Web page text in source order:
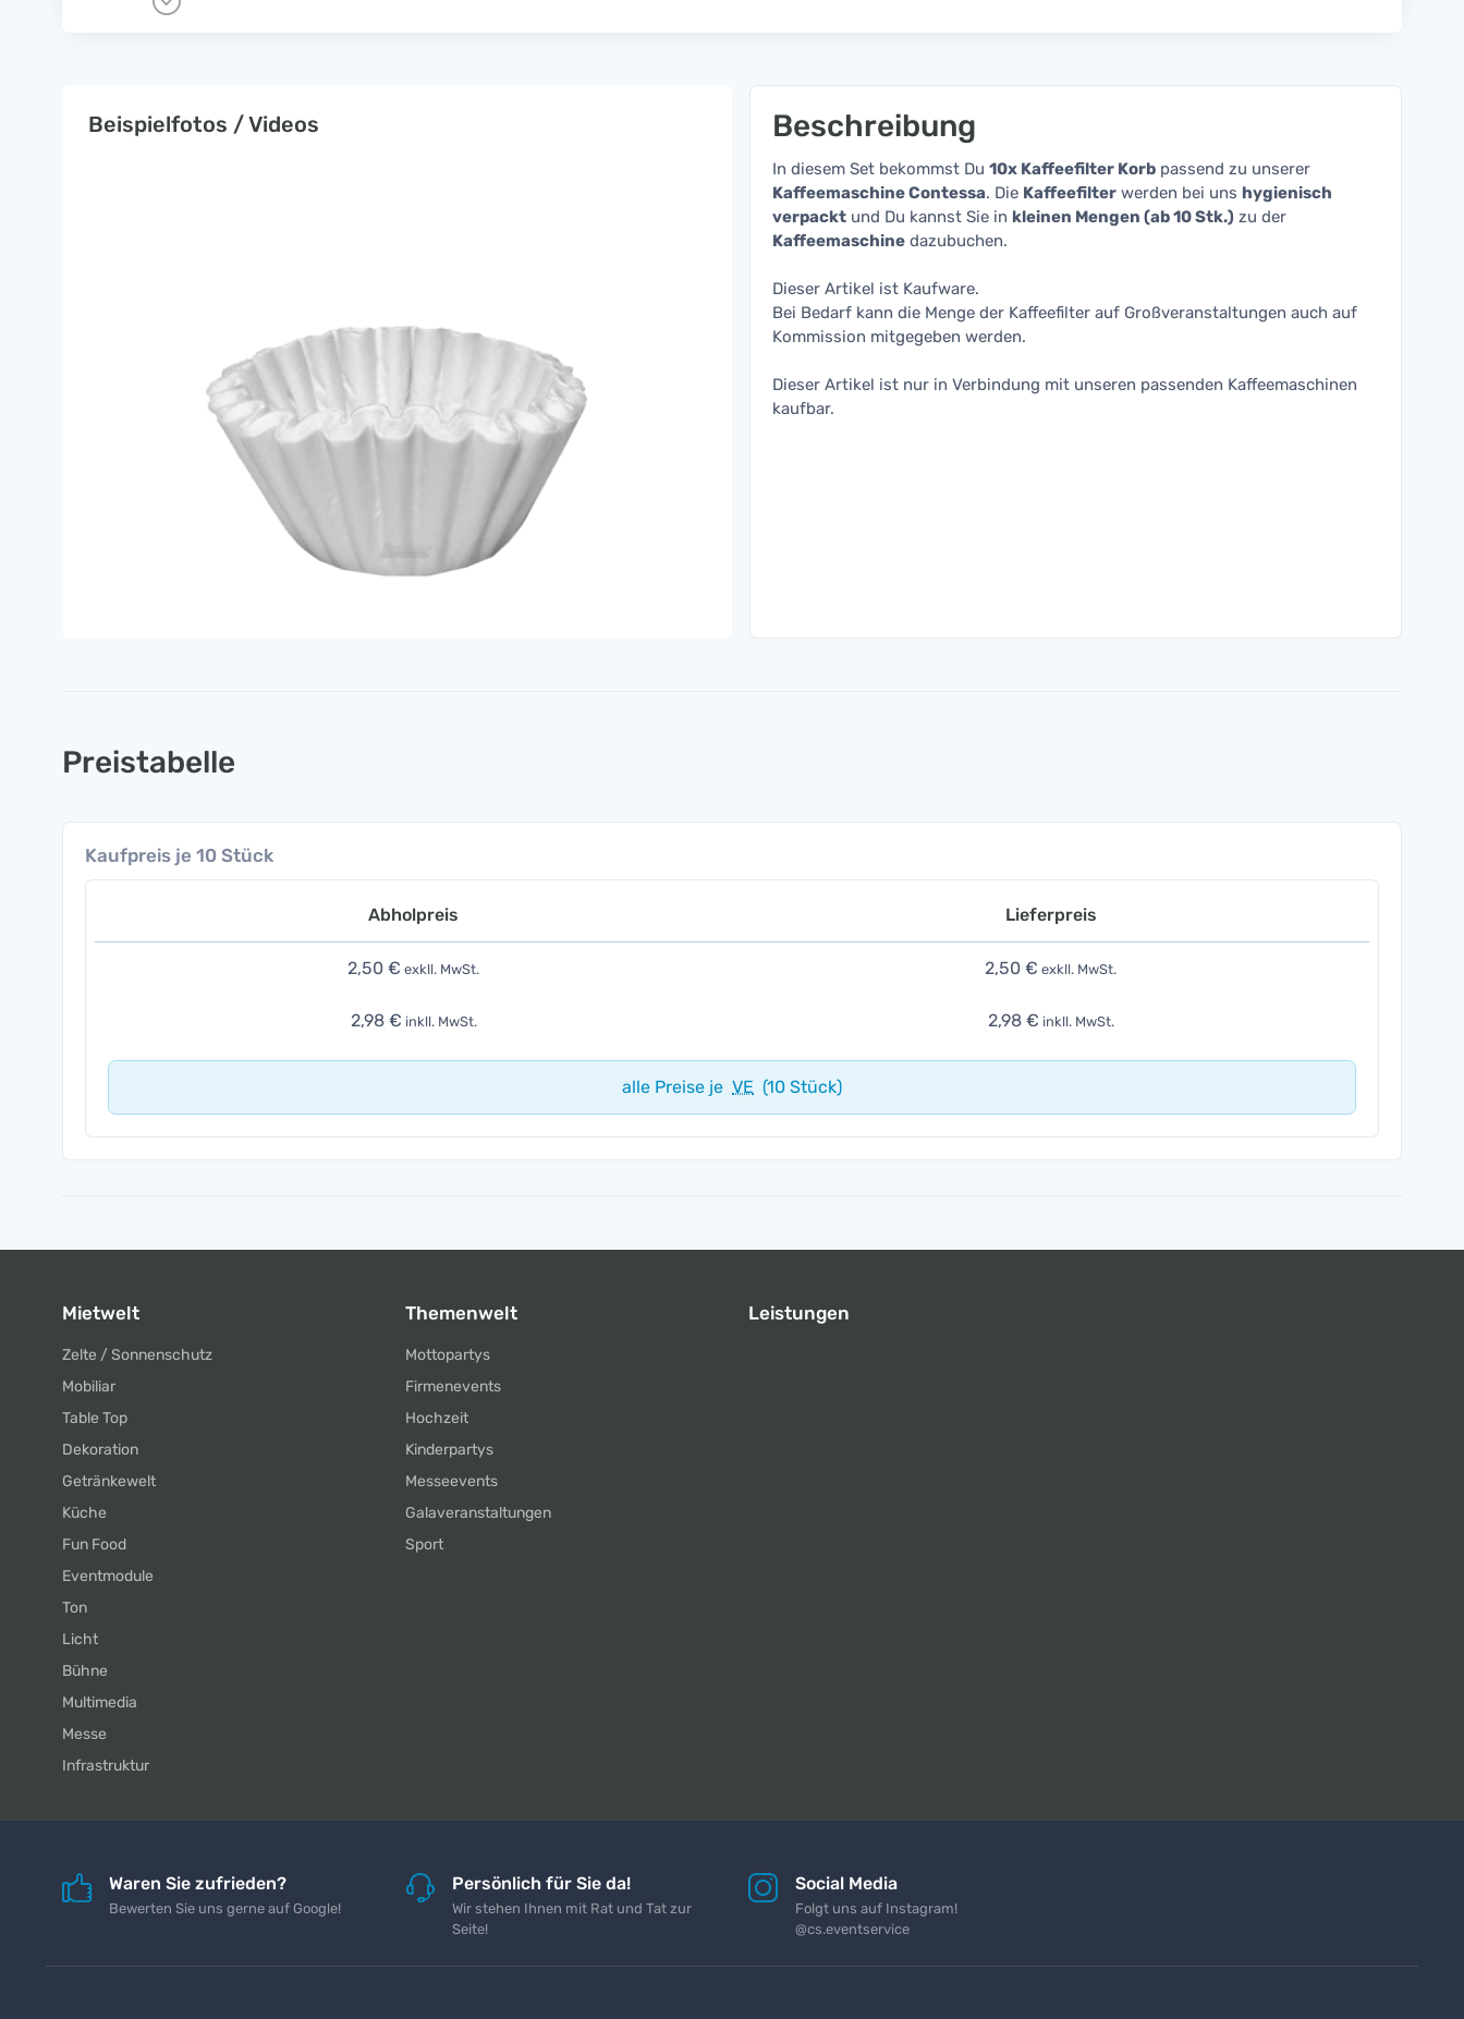
Next
Beispielfotos / Videos Beschreibung
In diesem Set bekommst Du 10x Kaffeefilter Korb passend zu unserer
Kaffeemaschine Contessa. Die Kaffeefilter werden bei uns hygienisch
verpackt und Du kannst Sie in kleinen Mengen (ab 10 Stk.) zu der
Kaffeemaschine dazubuchen.
Dieser Artikel ist Kaufware.
Bei Bedarf kann die Menge der Kaffeefilter auf Großveranstaltungen auch auf
Kommission mitgegeben werden.
Dieser Artikel ist nur in Verbindung mit unseren passenden Kaffeemaschinen
kaufbar.
Preistabelle
Kaufpreis je 10 Stück
Abholpreis Lieferpreis
2,50 € exkll. MwSt. 2,50 € exkll. MwSt.
2,98 € inkll. MwSt. 2,98 € inkll. MwSt.
alle Preise je VE (10 Stück)
Mietwelt
Zelte / Sonnenschutz
Mobiliar
Table Top
Dekoration
Getränkewelt
Küche
Fun Food
Eventmodule
Ton
Licht
Bühne
Multimedia
Messe
Infrastruktur
Themenwelt
Mottopartys
Firmenevents
Hochzeit
Kinderpartys
Messeevents
Galaveranstaltungen
Sport
Leistungen
Waren Sie zufrieden?
Bewerten Sie uns gerne auf Google!
Persönlich für Sie da!
Wir stehen Ihnen mit Rat und Tat zur
Seite!
Social Media
Folgt uns auf Instagram!
@cs.eventservice